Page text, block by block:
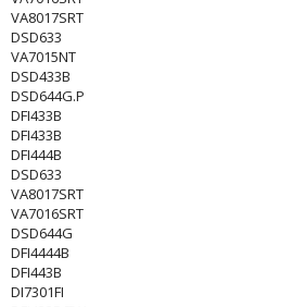
VA8017SRT
DSD633
VA7015NT
DSD433B
DSD644G.P
DFI433B
DFI433B
DFI444B
DSD633
VA8017SRT
VA7016SRT
DSD644G
DFI4444B
DFI443B
DI7301FI